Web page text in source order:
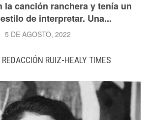
la canción ranchera y tenía un
de interpretar. Una...
5 DE AGOSTO, 2022
REDACCIÓN RUIZ-HEALY TIMES